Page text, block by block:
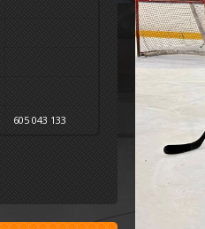
605 043 133